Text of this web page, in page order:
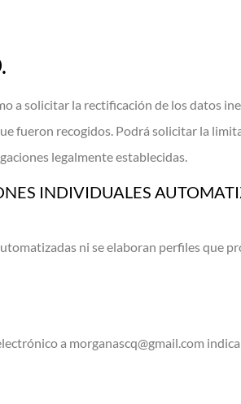
a solicitar la rectificación de los datos
fueron recogidos. Podrá solicitar la
legalmente establecidas.
INDIVIDUALES
ni se elaboran perfiles que
a morganascq@gmail.com